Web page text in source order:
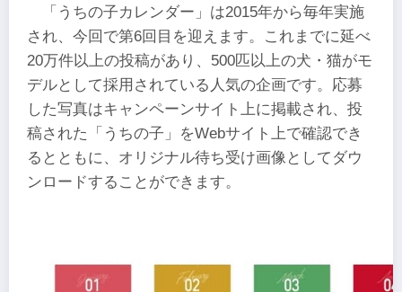
「うちの子カレンダー」は2015年から毎年実施
され、今回で第6回目を迎えます。これまでに延べ
20万件以上の投稿があり、500匹以上の犬・猫がモ
デルとして採用されている人気の企画です。応募
した写真はキャンペーンサイト上に掲載され、投
稿された「うちの子」をWebサイト上で確認でき
るとともに、オリジナル待ち受け画像としてダウ
ンロードすることができます。